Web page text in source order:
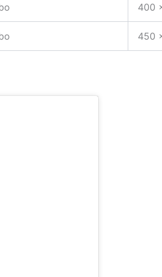
400
450